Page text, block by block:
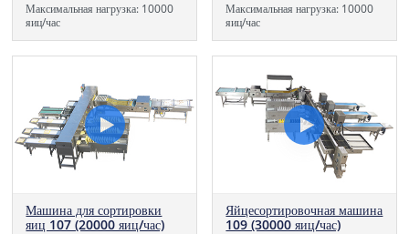
Максимальная нагрузка: 10000
яиц/час
Максимальная нагрузка: 10000
яиц/час
Машина для сортировки
яиц 107 (20000 яиц/час)
Яйцесортировочная машина
109 (30000 яиц/час)